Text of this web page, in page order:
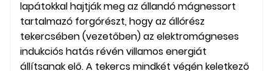
lapátokkal hajtják meg az állandó mágnessort
tartalmazó forgórészt, hogy az állórész
tekercsében (vezetőben) az elektromágneses
indukciós hatás révén villamos energiát
állítsanak elő. A tekercs mindkét végén keletkező